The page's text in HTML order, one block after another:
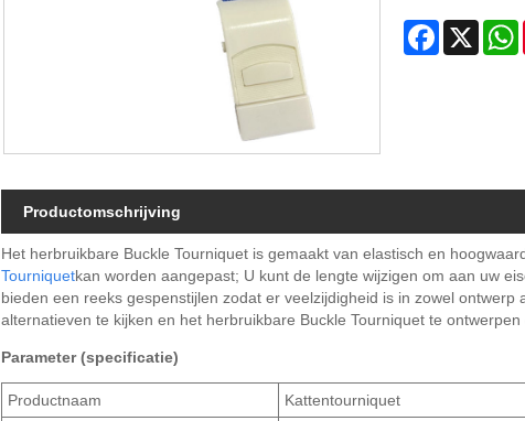
Facebook
X
Productomschrijving
Het herbruikbare Buckle Tourniquet is gemaakt van elastisch en
Tourniquetkan worden aangepast; U kunt de lengte wijzigen om aan uw
bieden een reeks gespenstijlen zodat er veelzijdigheid is in zowel
alternatieven te kijken en het herbruikbare Buckle Tourniquet te
Parameter (specificatie)
Productnaam
Kattentourniquet